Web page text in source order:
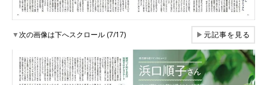
▼次の画像は下へスクロール (7/17) ▶元記事を見る